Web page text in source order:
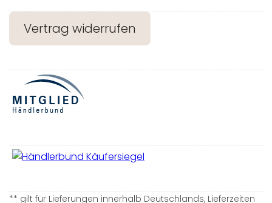
Vertrag widerrufen
** gilt für Lieferungen innerhalb Deutschlands, Lieferzeiten